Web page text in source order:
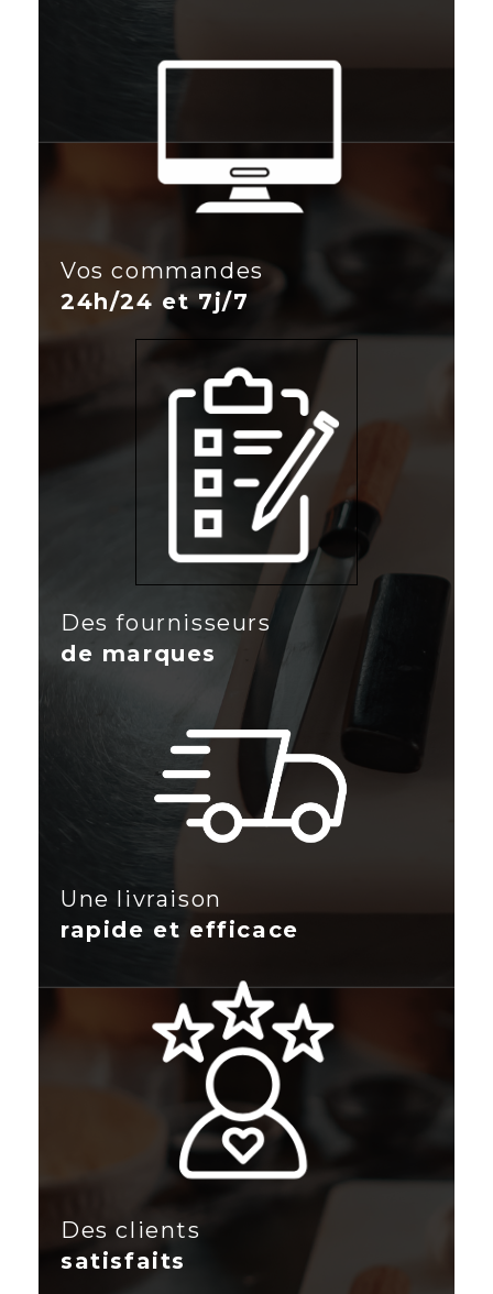
Vos commandes
24h/24 et 7j/7
Des fournisseurs
de marques
Une livraison
rapide et efficace
Des clients
satisfaits